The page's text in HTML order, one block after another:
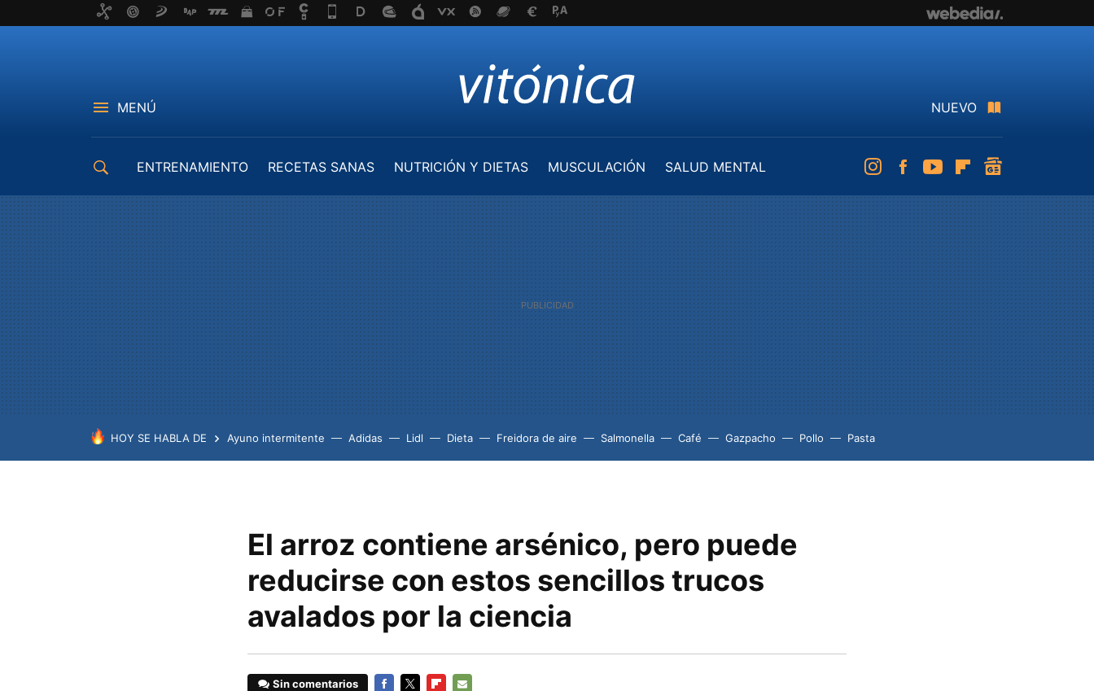
MENÚ NUEVO
ENTRENAMIENTO RECETAS SANAS NUTRICIÓN Y DIETAS MUSCULACIÓN
SALUD MENTAL
InstagramFacebookYoutubeFlipboard
HOY SE HABLA DE Ayuno intermitente Adidas Lidl Dieta Freidora de aire Salmonella Café Gazpacho Pollo Pasta
El arroz contiene arsénico, pero puede
reducirse con estos sencillos trucos
avalados por la ciencia
Sin comentarios